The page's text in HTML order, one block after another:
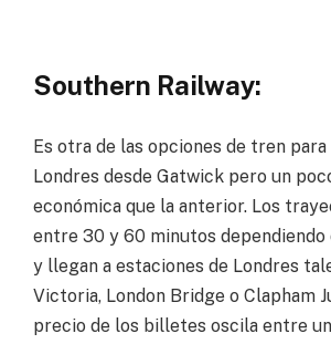
Southern Railway:
Es otra de las opciones de tren
Londres desde Gatwick pero un
económica que la anterior. Los
entre 30 y 60 minutos
y llegan a estaciones de Londres
Victoria, London Bridge o Clapham
precio de los billetes oscila entre